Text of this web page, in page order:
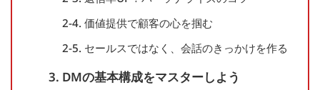
2-4. 価値提供で顧客の心を掴む
2-5. セールスではなく、会話のきっかけを作る
3. DMの基本構成をマスターしよう